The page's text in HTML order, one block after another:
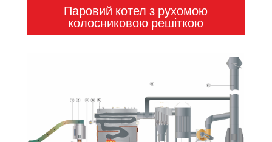
Паровий котел з рухомою
колосниковою решіткою